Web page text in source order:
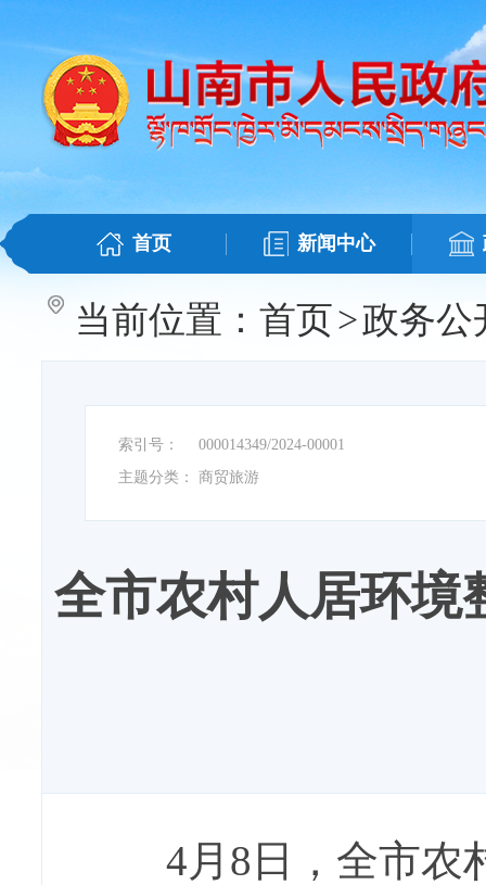
首页 新闻中心
当前位置： 首页>政务公
索引号：
000014349/2024-00001
主题分类：
商贸旅游
全市农村人居环境
4月8日，全市农